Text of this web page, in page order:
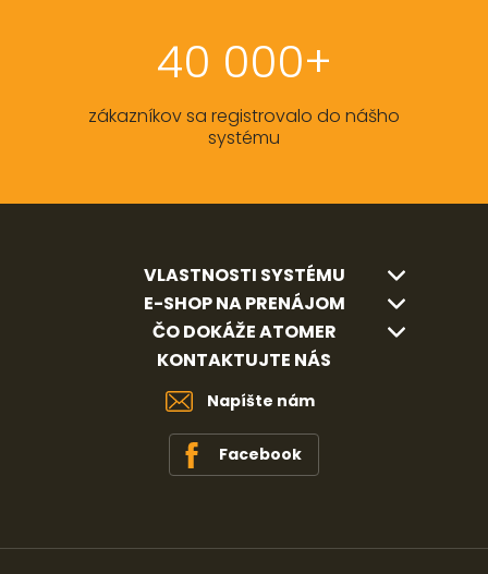
40 000+
zákazníkov sa registrovalo do nášho
systému
VLASTNOSTI SYSTÉMU
E-SHOP NA PRENÁJOM
ČO DOKÁŽE ATOMER
KONTAKTUJTE NÁS
Napíšte nám
Facebook